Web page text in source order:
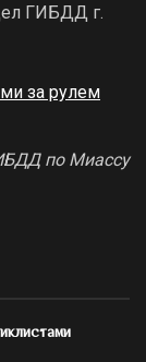
ГИБДД г.
по Миассу